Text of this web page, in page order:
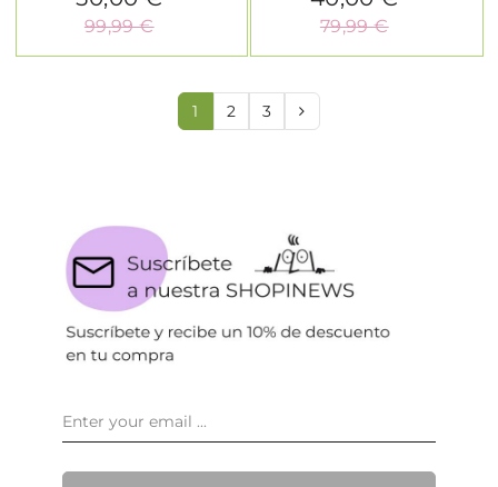
99,99 € 79,99 €
1 2 3